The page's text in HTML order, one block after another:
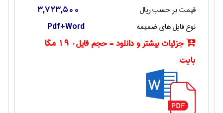
قیمت بر حسب ریال 3,723,500
نوع فایل های ضمیمه Pdf+Word
جزئیات بیشتر و دانلود - حجم فایل :
19 مگا
بایت